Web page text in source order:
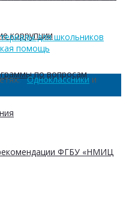
коррупции
по вопросам
ФГБУ «НМИЦ
для школьников
помощь
Одноклассники и